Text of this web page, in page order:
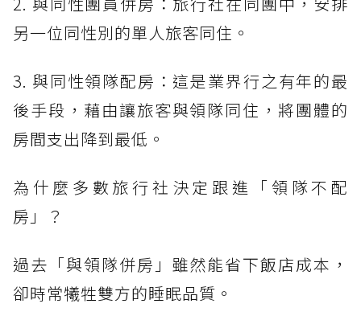
另一位同性別的單人旅客同住。
3. 與同性領隊配房：這是業界行之有年的最
後手段，藉由讓旅客與領隊同住，將團體的
房間支出降到最低。
為什麼多數旅行社決定跟進「領隊不配
房」？
過去「與領隊併房」雖然能省下飯店成本，
卻時常犧牲雙方的睡眠品質。